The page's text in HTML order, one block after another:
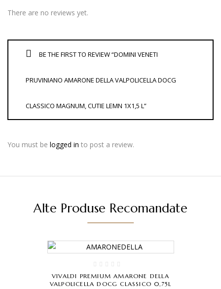
There are no reviews yet.
BE THE FIRST TO REVIEW “DOMINI VENETI
PRUVINIANO AMARONE DELLA VALPOLICELLA DOCG
CLASSICO MAGNUM, CUTIE LEMN 1X1,5 L”
You must be logged in to post a review.
Alte Produse Recomandate
VIVALDI PREMIUM AMARONE DELLA
VALPOLICELLA DOCG CLASSICO 0,75L